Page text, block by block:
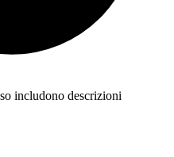
includono descrizioni